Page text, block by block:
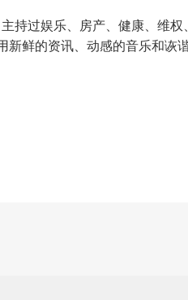
持过娱乐、房产、健康、维
新鲜的资讯、动感的音乐和诙